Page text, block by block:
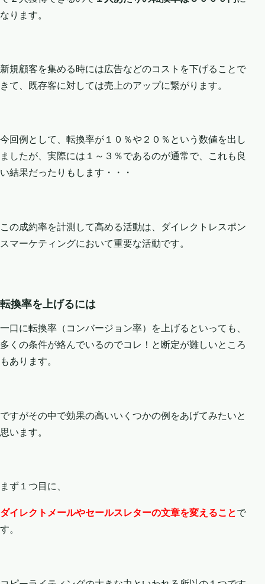
なります。
新規顧客を集める時には広告などのコストを下げることで
きて、既存客に対しては売上のアップに繋がります。
今回例として、転換率が１０％や２０％という数値を出し
ましたが、実際には１～３％であるのが通常で、これも良
い結果だったりもします・・・
この成約率を計測して高める活動は、ダイレクトレスポン
スマーケティングにおいて重要な活動です。
転換率を上げるには
一口に転換率（コンバージョン率）を上げるといっても、
多くの条件が絡んでいるのでコレ！と断定が難しいところ
もあります。
ですがその中で効果の高いいくつかの例をあげてみたいと
思います。
まず１つ目に、
ダイレクトメールやセールスレターの文章を変えることで
す。